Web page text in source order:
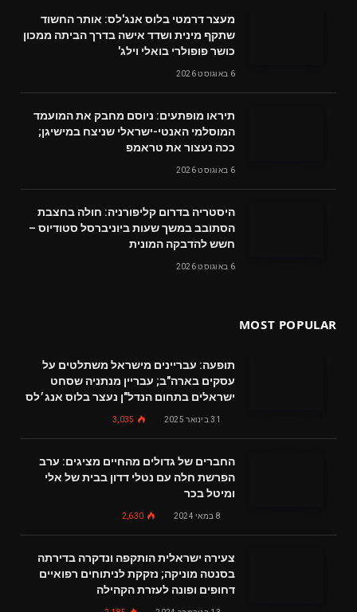
מעצר דרמטי בלוס אנג'לס: אותר החשוד
שתקף מינית ושדד אישה בדרך הביתה ממכון
כושר פופולרי בואלי וילג'
6 באוגוסט 2026
תיראו מופתעים: ניוסם מחבק את המועמד
המוסלמי האנטי-ישראלי שניצח במישיגן;
ככה נעצור את טראמפ
6 באוגוסט 2026
היסטריה בדרום קליפורניה: חולה בחצבת
הסתובב במשך שעות ביוניברסל סטודיוס –
חשש להדבקה המונית
6 באוגוסט 2026
MOST POPULAR
תופעה: עבריינים מישראל משתלטים על
עסקים בארה"ב; עבריין מנתניה שסחט
ישראלים בתחום הנדל"ן נעצר בלוס אנג׳לס
31 בינואר 2025 3,035
החברים של גדולים מהחיים מציגים: ערב
הפרשת חלה עם נטלי דדון בבית של אלי
ומיטל בכר
8 במאי 2024 2,630
צעירה ישראלית הותקפה ונדקרה בדירתה
בסנטה מוניקה; נזקקת לניתוחים רפואיים
דחופים ופונה לעזרת הקהילה